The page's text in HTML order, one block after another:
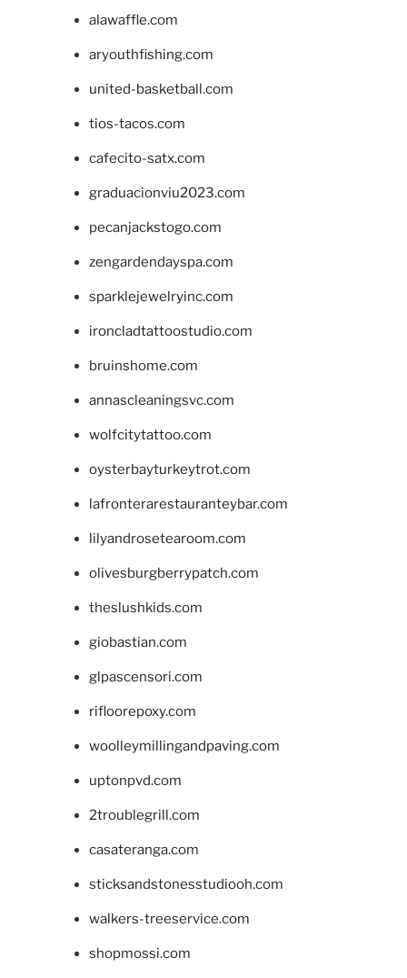
alawaffle.com
aryouthfishing.com
united-basketball.com
tios-tacos.com
cafecito-satx.com
graduacionviu2023.com
pecanjackstogo.com
zengardendayspa.com
sparklejewelryinc.com
ironcladtattoostudio.com
bruinshome.com
annascleaningsvc.com
wolfcitytattoo.com
oysterbayturkeytrot.com
lafronterarestauranteybar.com
lilyandrosetearoom.com
olivesburgberrypatch.com
theslushkids.com
giobastian.com
glpascensori.com
rifloorepoxy.com
woolleymillingandpaving.com
uptonpvd.com
2troublegrill.com
casateranga.com
sticksandstonesstudiooh.com
walkers-treeservice.com
shopmossi.com